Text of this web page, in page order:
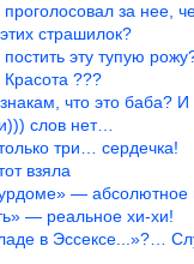
за нее, чем,
страшилок?
эту тупую
???
что это баба? И
слов нет…
три… сердечка!
взяла
— абсолютное
— реальное хи-хи!
в Эссексе...»?…